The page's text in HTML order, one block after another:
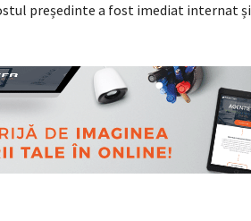
președinte a fost imediat internat și